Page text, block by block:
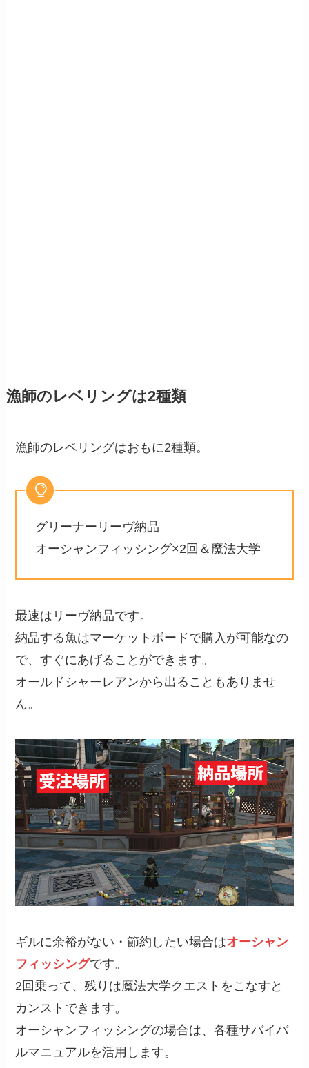
漁師のレベリングは2種類
漁師のレベリングはおもに2種類。
グリーナーリーヴ納品
オーシャンフィッシング×2回＆魔法大学
最速はリーヴ納品です。
納品する魚はマーケットボードで購入が可能なの
で、すぐにあげることができます。
オールドシャーレアンから出ることもありませ
ん。
ギルに余裕がない・節約したい場合はオーシャン
フィッシングです。
2回乗って、残りは魔法大学クエストをこなすと
カンストできます。
オーシャンフィッシングの場合は、各種サバイバ
ルマニュアルを活用します。